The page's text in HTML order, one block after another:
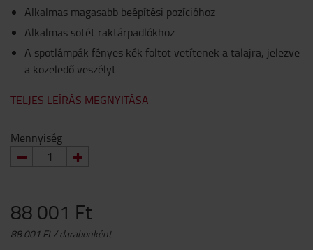
Alkalmas magasabb beépítési pozícióhoz
Alkalmas sötét raktárpadlókhoz
A spotlámpák fényes kék foltot vetítenek a talajra, jelezve
a közeledő veszélyt
TELJES LEÍRÁS MEGNYITÁSA
Mennyiség
88 001 Ft
88 001 Ft / darabonként